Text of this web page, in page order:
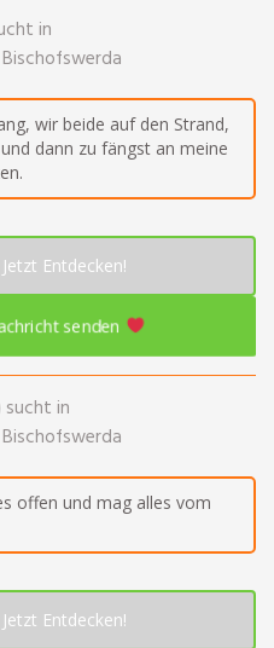
in
wir beide auf den Strand,
dann zu fängst an meine
Jetzt Entdecken!
senden
sucht in
offen und mag alles vom
Jetzt Entdecken!